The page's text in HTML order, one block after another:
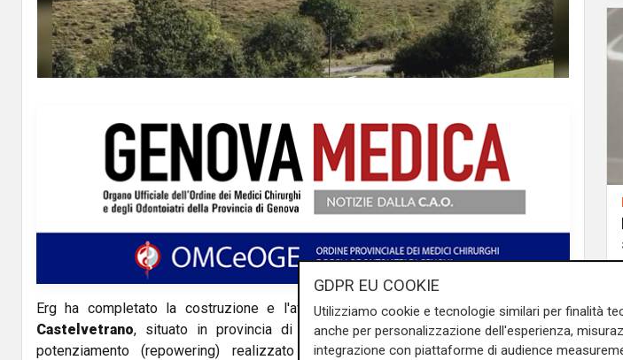
Erg ha completato la costruzione e l'avviamento delparco eolico di Salemi-
Castelvetrano, situato in provincia di Trapani. Si tratta del quarto progetto di
potenziamento (repowering) realizzato dal Gruppo in Italia. A seguito della
GDPR EU COOKIE
Utilizziamo cookie e tecnologie similari per finalità
anche per personalizzazione dell'esperienza,
integrazione con piattaforme di audience